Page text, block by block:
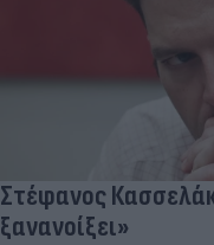
Στέφανος
ξανανοίξει»